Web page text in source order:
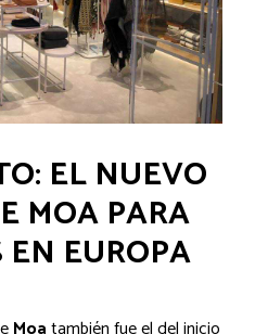
EL NUEVO
MOA PARA
EUROPA